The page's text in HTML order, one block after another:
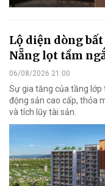
Lộ diện dòng
Nẵng lọt tầm
06/08/2026 21:00
Sự gia tăng của tầng
động sản cao cấp, thỏa
và tích lũy tài sản.